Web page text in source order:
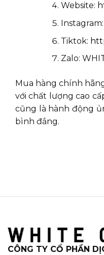
Website:
Instagram:
Tiktok:
Zalo:
Mua hàng chính
với chất lượng cao
cũng là hành động
bình đẳng.
CÔNG TY CỔ PHẦN